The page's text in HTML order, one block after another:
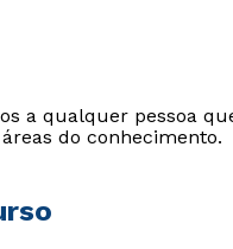
a qualquer pessoa
do conhecimento.